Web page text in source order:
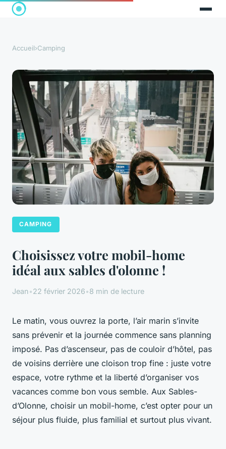
Accueil›Camping
CAMPING
Choisissez votre mobil-home
idéal aux sables d'olonne !
Jean•22 février 2026•8 min de lecture
Le matin, vous ouvrez la porte, l’air marin s’invite
sans prévenir et la journée commence sans planning
imposé. Pas d’ascenseur, pas de couloir d’hôtel, pas
de voisins derrière une cloison trop fine : juste votre
espace, votre rythme et la liberté d’organiser vos
vacances comme bon vous semble. Aux Sables-
d’Olonne, choisir un mobil-home, c’est opter pour un
séjour plus fluide, plus familial et surtout plus vivant.